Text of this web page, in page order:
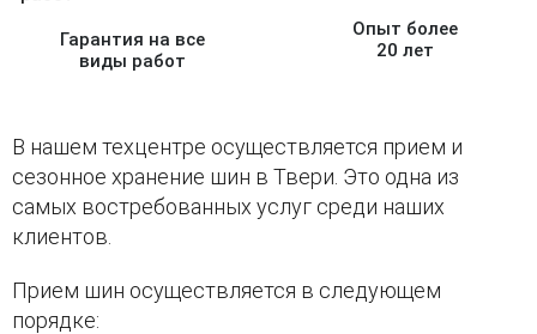
Гарантия на все
виды работ
Опыт более
20 лет
В нашем техцентре осуществляется прием и
сезонное хранение шин в Твери. Это одна из
самых востребованных услуг среди наших
клиентов.
Прием шин осуществляется в следующем
порядке: